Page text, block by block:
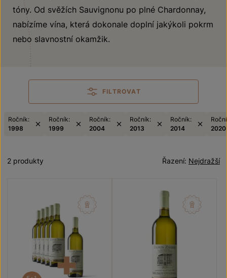
tóny. Od svěžích Sauvignonu po plné Chardonnay,
nabízíme vína, která dokonale doplní jakýkoli pokrm
nebo slavnostní okamžik.
FILTROVAT
Ročník:
1998
Ročník:
1999
Ročník:
2004
Ročník:
2013
Ročník:
2014
2020
Nejdražší
Řazení:
2 produkty